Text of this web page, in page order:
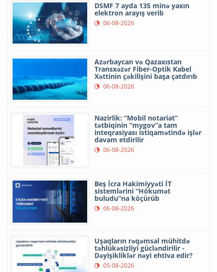
DSMF 7 ayda 135 minə yaxın
elektron arayış verib
06-08-2026
Azərbaycan və Qazaxıstan
Transxəzər Fiber-Optik Kabel
Xəttinin çəkilişini başa çatdırıb
06-08-2026
Nazirlik: “Mobil notariat”
tətbiqinin “mygov”a tam
inteqrasiyası istiqamətində işlər
davam etdirilir
06-08-2026
Beş İcra Hakimiyyəti İT
sistemlərini “Hökumət
buludu”na köçürüb
06-08-2026
Uşaqların rəqəmsal mühitdə
təhlükəsizliyi gücləndirilir -
Dəyişikliklər nəyi ehtiva edir?
05-08-2026